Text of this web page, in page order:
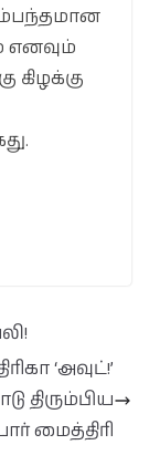
எனவும்
‘அவுட்!’
திரும்பிய
மைத்திரி